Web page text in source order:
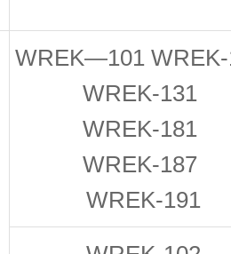
WREK—101
WREK-131
WREK-181
WREK-187
WREK-191